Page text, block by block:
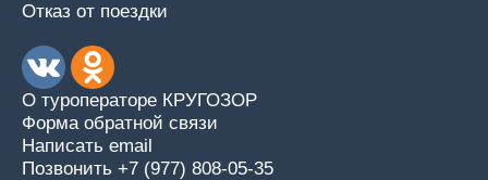
Отказ от поездки
О туроператоре КРУГОЗОР
Форма обратной связи
Написать email
Позвонить +7 (977) 808-05-35